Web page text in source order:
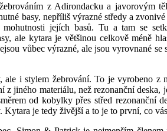
z Adirondacku a javorovým
basy, nepříliš výrazné středy a
jejích basů. Tu a tam se
ale kytara je většinou celkově méně
vůbec výrazné, ale jsou vyrovnané
i stylem žebrování. To je vyrobeno z
jiného materiálu, než rezonanční
od kobylky přes střed rezonanční
je tedy živější a to je to první, co